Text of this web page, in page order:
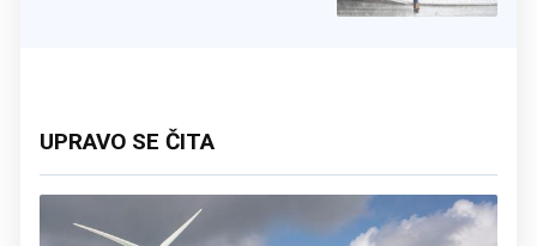
UPRAVO SE ČITA